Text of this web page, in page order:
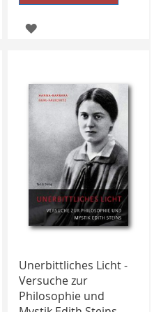
ZUR
Unerbittliches Licht -
Versuche zur
Philosophie und